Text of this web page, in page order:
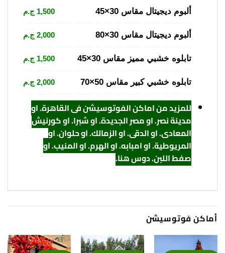
ألبوم ديجيتال مقاس 30×45 1,500 ج.م
ألبوم ديجيتال مقاس 30×80 2,000 ج.م
تابلوه خشبي مميز مقاس 30×45 1,500 ج.م
تابلوه خشبي كبير مقاس 50×70 2,000 ج.م
للمزيد من اماكن الفوتوسيشن فى القاهرة. او
مدينة نصر. او مصر الجديدة. او شبرا. او كورنيش
المعادي. او الدقي. او الزمالك. او حلوان. او
المريوطية. او امبابه. او الهرم. او المنيب. او
صفط اللبن. دوس هنا.
أماكن فوتوسيشن